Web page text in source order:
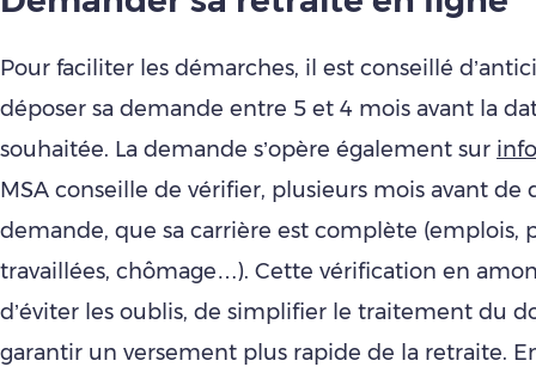
Pour faciliter les démarches, il est conseillé
déposer sa demande entre 5 et 4 mois avant la
souhaitée. La demande s’opère également sur
MSA conseille de vérifier, plusieurs mois avant de
demande, que sa carrière est complète (emplois,
travaillées, chômage…). Cette vérification en
d’éviter les oublis, de simplifier le traitement du
garantir un versement plus rapide de la retraite.